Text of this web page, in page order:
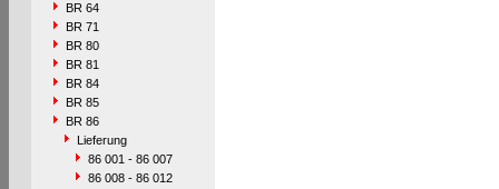
BR 64
BR 71
BR 80
BR 81
BR 84
BR 85
BR 86
Lieferung
86 001 - 86 007
86 008 - 86 012